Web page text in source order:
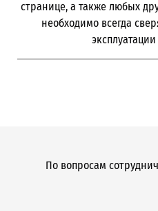
странице, а также любых
необходимо всегда
По вопросам